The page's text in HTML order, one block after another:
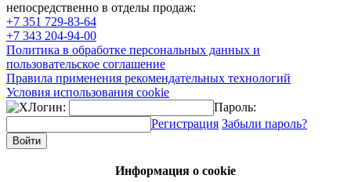
непосредственно в отделы продаж:
+7 351 729-83-64
+7 343 204-94-00
Политика в обработке персональных данных и
пользовательское соглашение
Правила применения рекомендательных технологий
Условия использования cookie
Логин:
Пароль:
Регистрация Забыли пароль?
Информация о cookie